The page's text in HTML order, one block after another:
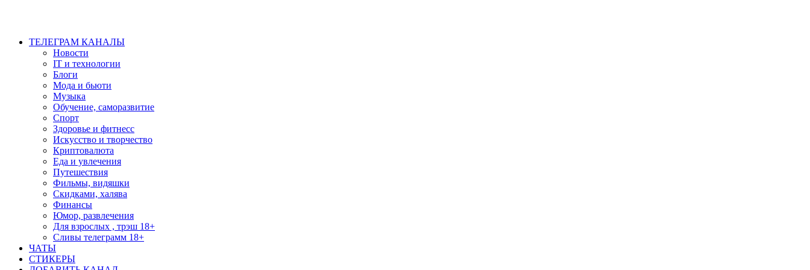
ТЕЛЕГРАМ КАНАЛЫ
Новости
IT и технологии
Блоги
Мода и бьюти
Музыка
Обучение, саморазвитие
Спорт
Здоровье и фитнесс
Искусство и творчество
Криптовалюта
Еда и увлечения
Путешествия
Фильмы, видяшки
Скидками, халява
Финансы
Юмор, развлечения
Для взрослых , трэш 18+
Сливы телеграмм 18+
ЧАТЫ
СТИКЕРЫ